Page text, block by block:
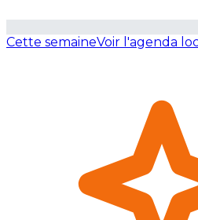
Cette semaineVoir l'agenda